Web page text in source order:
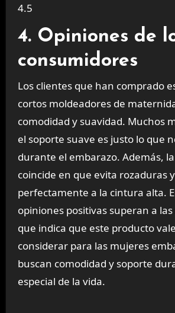
4.5
4. Opiniones de
consumidores
Los clientes que han comprado
cortos moldeadores de
comodidad y suavidad. Muchos
el soporte suave es justo lo que
durante el embarazo. Además,
coincide en que evita rozaduras
perfectamente a la cintura alta.
opiniones positivas superan a
que indica que este producto
considerar para las mujeres
buscan comodidad y soporte
especial de la vida.